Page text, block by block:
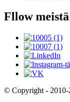
Fllow meistä
© Copyright - 2010-